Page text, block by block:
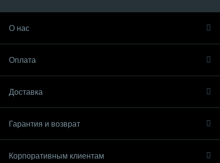
О нас
Оплата
Доставка
Гарантия и возврат
Корпоративным клиентам